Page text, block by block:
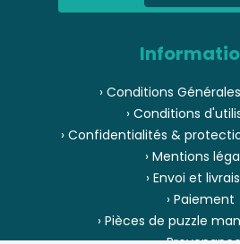
› Conditions
› Conditions
› Confidentialités &
› Mentions
› Envoi et
› Paiement
› Pièces de puzzle